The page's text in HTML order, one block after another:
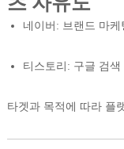
네이버: 브랜드 마
티스토리: 구글 검
타겟과 목적에 따라 플